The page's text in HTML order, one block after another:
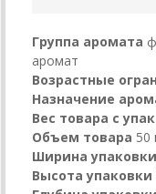
Группа аромата
аромат
Возрастные
Назначение
Вес товара с
Объем товара 50
Ширина упаковки
Высота упаковки